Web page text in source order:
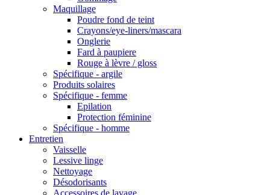
Maquillage
Poudre fond de teint
Crayons/eye-liners/mascara
Onglerie
Fard à paupiere
Rouge à lèvre / gloss
Spécifique - argile
Produits solaires
Spécifique - femme
Epilation
Protection féminine
Spécifique - homme
Entretien
Vaisselle
Lessive linge
Nettoyage
Désodorisants